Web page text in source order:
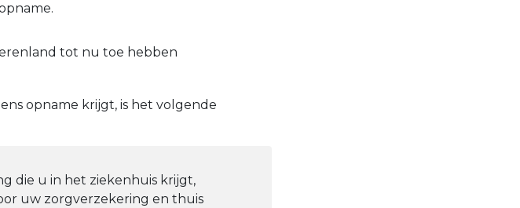
tot nu toe hebben
opname krijgt, is het volgende
die u in het ziekenhuis krijgt,
uw zorgverzekering en thuis